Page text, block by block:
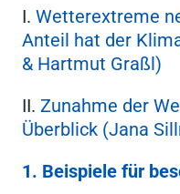
I. Wetterextreme
Anteil hat der
& Hartmut Graßl)
II. Zunahme der
Überblick (Jana
1. Beispiele für